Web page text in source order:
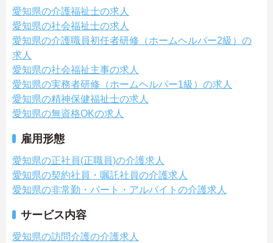
愛知県の介護福祉士の求人
愛知県の社会福祉士の求人
愛知県の介護職員初任者研修（ホームヘルパー2級）の
求人
愛知県の社会福祉主事の求人
愛知県の実務者研修（ホームヘルパー1級）の求人
愛知県の精神保健福祉士の求人
愛知県の無資格OKの求人
雇用形態
愛知県の正社員(正職員)の介護求人
愛知県の契約社員・嘱託社員の介護求人
愛知県の非常勤・パート・アルバイトの介護求人
サービス内容
愛知県の訪問介護の介護求人